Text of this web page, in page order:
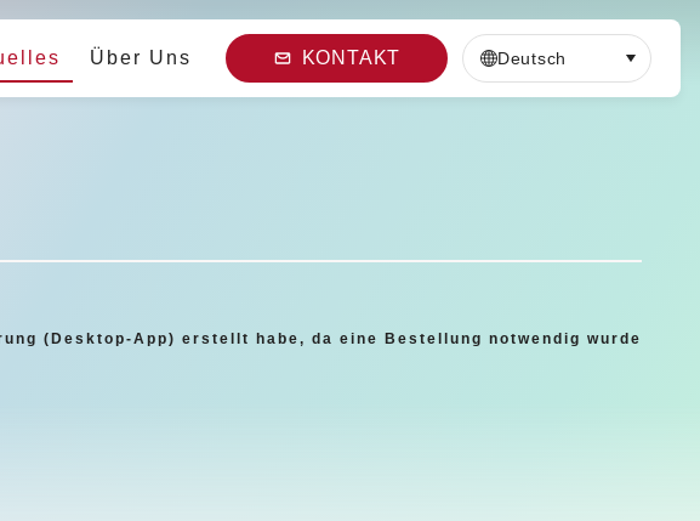
Über Uns KONTAKT Deutsch
(Desktop-App) erstellt habe, da eine Bestellung notwendig wurde